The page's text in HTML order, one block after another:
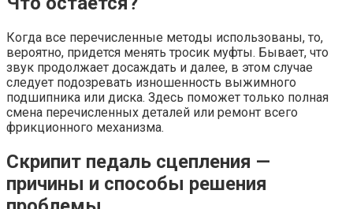
Когда все перечисленные методы использованы, то,
вероятно, придется менять тросик муфты. Бывает, что
звук продолжает досаждать и далее, в этом случае
следует подозревать изношенность выжимного
подшипника или диска. Здесь поможет только полная
смена перечисленных деталей или ремонт всего
фрикционного механизма.
Скрипит педаль сцепления —
причины и способы решения